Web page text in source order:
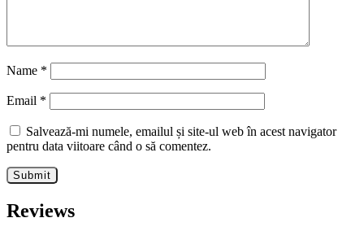
Name *
Email *
Salvează-mi numele, emailul și site-ul web în acest navigator
pentru data viitoare când o să comentez.
Reviews